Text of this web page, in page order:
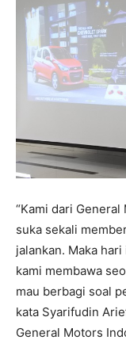
“Kami dari
suka sekali
jalankan. Maka
kami membawa
mau berbagi soal
kata Syarifudin
General Motors